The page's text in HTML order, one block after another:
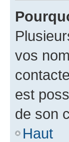
vos
est
de son
Haut